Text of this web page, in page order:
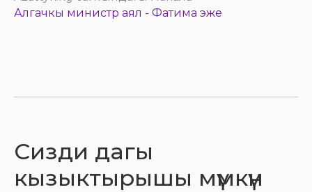
Алгачкы министр аял - Фатима эже
Сизди дагы
кызыктырышы мүмкүн